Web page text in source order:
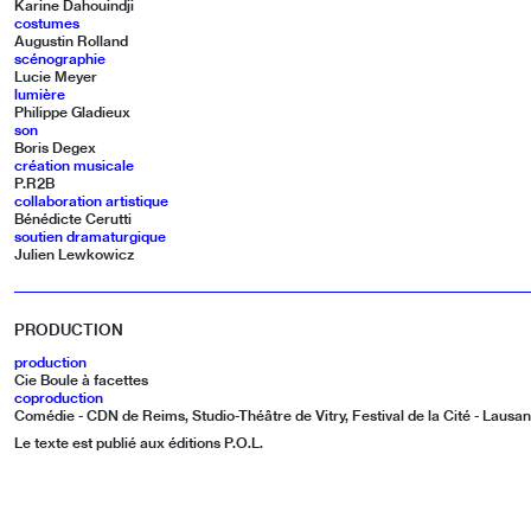
Karine Dahouindji
costumes
Augustin Rolland
scénographie
Lucie Meyer
lumière
Philippe Gladieux
son
Boris Degex
création musicale
P.R2B
collaboration artistique
Bénédicte Cerutti
soutien dramaturgique
Julien Lewkowicz
PRODUCTION
production
Cie Boule à facettes
coproduction
Comédie - CDN de Reims, Studio-Théâtre de Vitry, Festival de la Cité -
Le texte est publié aux éditions P.O.L.